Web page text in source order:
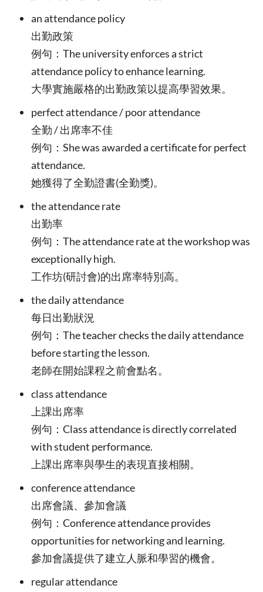
an attendance policy
出勤政策
例句：The university enforces a strict
attendance policy to enhance learning.
大學實施嚴格的出勤政策以提高學習效果。
perfect attendance / poor attendance
全勤 / 出席率不佳
例句：She was awarded a certificate for perfect
attendance.
她獲得了全勤證書(全勤獎)。
the attendance rate
出勤率
例句：The attendance rate at the workshop was
exceptionally high.
工作坊(研討會)的出席率特別高。
the daily attendance
每日出勤狀況
例句：The teacher checks the daily attendance
before starting the lesson.
老師在開始課程之前會點名。
class attendance
上課出席率
例句：Class attendance is directly correlated
with student performance.
上課出席率與學生的表現直接相關。
conference attendance
出席會議、參加會議
例句：Conference attendance provides
opportunities for networking and learning.
參加會議提供了建立人脈和學習的機會。
regular attendance